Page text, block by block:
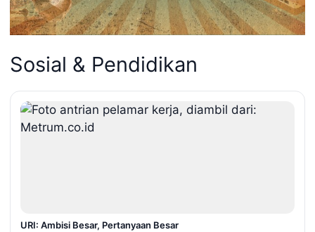
Sosial & Pendidikan
URI: Ambisi Besar, Pertanyaan Besar